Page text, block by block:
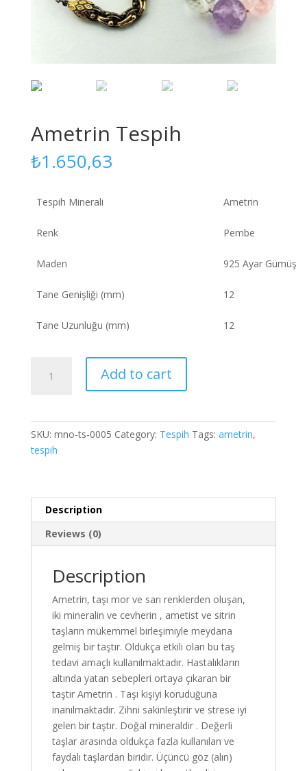
Ametrin Tespih
₺1.650,63
Tespih Minerali Ametrin
Renk Pembe
Maden 925 Ayar Gümüş
Tane Genişliği (mm) 12
Tane Uzunluğu (mm) 12
Tespih
Add to cart
SKU: mno-ts-0005 Category: Tespih Tags: ametrin,
tespih
Description
Reviews (0)
Description
Ametrin, taşı mor ve sarı renklerden oluşan,
iki mineralin ve cevherin , ametist ve sitrin
taşların mükemmel birleşimiyle meydana
gelmiş bir taştır. Oldukça etkili olan bu taş
tedavi amaçlı kullanılmaktadır. Hastalıkların
altında yatan sebepleri ortaya çıkaran bir
taştır Ametrin . Taşı kişiyi koruduğuna
inanılmaktadır. Zihni sakinleştirir ve strese iyi
gelen bir taştır. Doğal mineraldir . Değerli
taşlar arasında oldukça fazla kullanılan ve
faydalı taşlardan biridir. Üçüncü göz (alın)